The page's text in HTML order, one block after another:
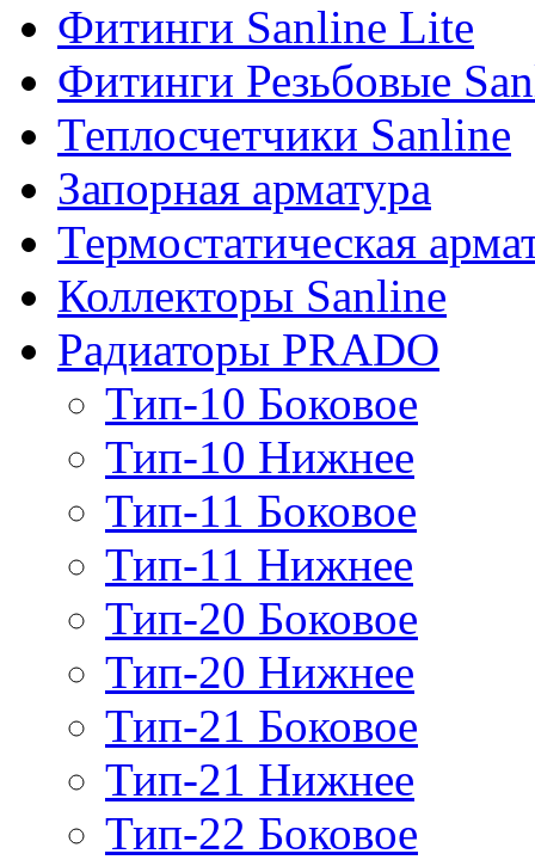
Фитинги Sanline Lite
Фитинги Резьбовые
Теплосчетчики Sanline
Запорная арматура
Термостатическая
Коллекторы Sanline
Радиаторы PRADO
Тип-10 Боковое
Тип-10 Нижнее
Тип-11 Боковое
Тип-11 Нижнее
Тип-20 Боковое
Тип-20 Нижнее
Тип-21 Боковое
Тип-21 Нижнее
Тип-22 Боковое